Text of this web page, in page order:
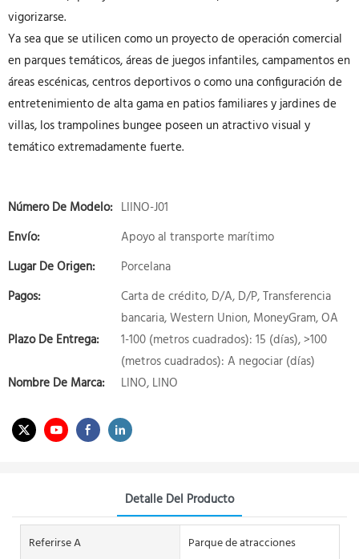
vigorizarse.
Ya sea que se utilicen como un proyecto de operación comercial
en parques temáticos, áreas de juegos infantiles, campamentos en
áreas escénicas, centros deportivos o como una configuración de
entretenimiento de alta gama en patios familiares y jardines de
villas, los trampolines bungee poseen un atractivo visual y
temático extremadamente fuerte.
Número De Modelo: LIINO-J01
Envío:
Apoyo al transporte marítimo
Lugar De Origen:
Porcelana
Pagos:
Carta de crédito, D/A, D/P, Transferencia
bancaria, Western Union, MoneyGram, OA
Plazo De Entrega:
1-100 (metros cuadrados): 15 (días), >100
(metros cuadrados): A negociar (días)
Nombre De Marca:
LINO, LINO
Detalle Del Producto
Referirse A
Parque de atracciones